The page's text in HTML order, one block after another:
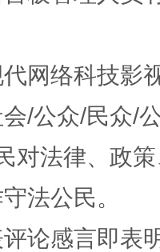
网络科技影
/公众/民众/
对法律、政
法公民。
论感言即表